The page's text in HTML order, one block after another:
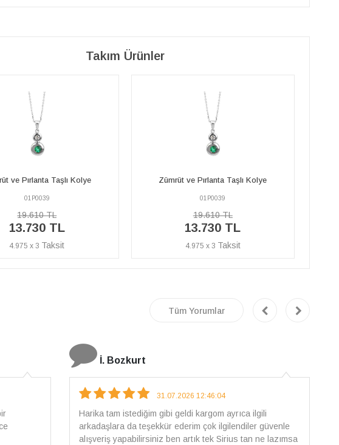
Takım Ürünler
ve Pırlanta Taşlı Kolye
01P0039
19.610 TL
13.730 TL
4.975 x 3
Zümrüt ve Pırlanta Taşlı Kolye
01P0039
19.610 TL
13.730 TL
4.975 x 3
Tüm Yorumlar
lazımsa
E.T
18.07.2026 12:38:01
Pirlantami teslim alana kadar tüm surecte bilgilendirildim,
güvenli bir alisveris oldu benim icin ve paketleme özenle
yapilmisti sorunsuz bir sekilde pirlantami takiyorum. Yeni